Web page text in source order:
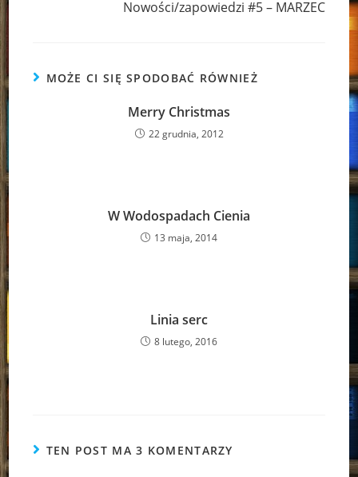
Nowości/zapowiedzi #5 – MARZEC
MOŻE CI SIĘ SPODOBAĆ RÓWNIEŻ
Merry Christmas
22 grudnia, 2012
W Wodospadach Cienia
13 maja, 2014
Linia serc
8 lutego, 2016
TEN POST MA 3 KOMENTARZY